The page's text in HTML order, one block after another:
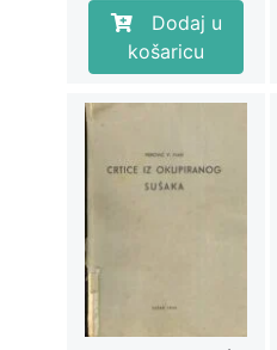
Dodaj u
košaricu